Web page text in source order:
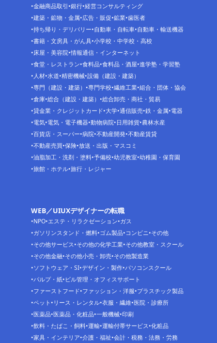
金融商品取引 銀行 経営コンサルティング
建築・鉱物・金属 広告・販促 鉱業 歯医者
持ち帰り・デリバリー 自動車・自転車 自動車・輸送機器
書籍・文房具・がん具 小学校・中学校・高校
床屋・美容院 情報通信・インターネット
食堂・レストラン 食料品 食料品・酒屋 進学塾・学習塾
人材 水道 精密機械 設備（建設・建築）
専門（建設・建築）
専門学校 繊維工業 組合・団体・協会
倉庫 総合（建設・建築）
総合卸売・商社・貿易
貸金業・クレジットカード 大学 通信販売 鉄・金属 電器
電気 電気・電子機器 動物病院 日用雑貨 農林水産
百貨店・スーパー 病院 不動産開発 不動産賃貸
不動産売買 保険 放送・出版・マスコミ
油脂加工・洗剤・塗料 予備校 幼児教室 幼稚園・保育園
旅館・ホテル 旅行・レジャー
WEB／UIUXデザイナーの転職
NPO エステ・リラクゼーション ガス
ガソリンスタンド・燃料 ゴム製品 コンビニ その他
その他サービス その他の化学工業 その他教室・スクール
その他金融 その他小売・卸売 その他製造業
ソフトウェア・SI デザイン・製作 パソコンスクール
パルプ・紙 ビル管理・オフィスサポート
ファーストフード ファッション・洋服 プラスチック製品
ペット リース・レンタル 衣服・繊維 医院・診療所
医薬品 医薬品・化粧品 一般機械 印刷
飲料・たばこ・飼料 運輸 運輸付帯サービス 化粧品
家具・インテリア 介護・福祉 会計・税務・法務・労務